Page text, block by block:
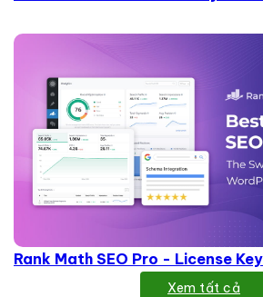
Rank Math SEO Pro - License
Xem tất cả